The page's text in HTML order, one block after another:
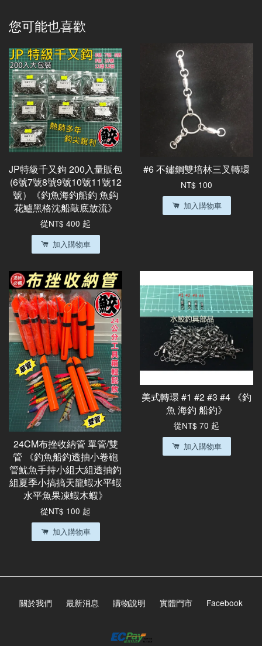
您可能也喜歡
JP特級千又鉤 200入量販包
(6號7號8號9號10號11號12
號）《釣魚海釣船釣 魚鈎
花鱸黑格沈船敲底放流》
從NT$ 400 起
加入購物車
#6 不鏽鋼雙培林三叉轉環
NT$ 100
加入購物車
24CM布挫收納管 單管/雙
管 《釣魚船釣透抽小卷砲
管魷魚手持小組大組透抽釣
組夏季小搞搞天龍蝦水平蝦
水平魚果凍蝦木蝦》
從NT$ 100 起
加入購物車
美式轉環 #1 #2 #3 #4 《釣
魚 海釣 船釣》
從NT$ 70 起
加入購物車
關於我們 最新消息 購物說明 實體門市 Facebook